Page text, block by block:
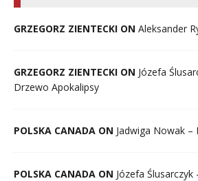
GRZEGORZ ZIENTECKI ON Aleksander
GRZEGORZ ZIENTECKI ON Józefa
Drzewo Apokalipsy
POLSKA CANADA ON Jadwiga Nowak –
POLSKA CANADA ON Józefa